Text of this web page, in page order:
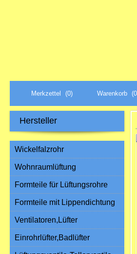
Warenkorb
Merkzettel (0)
Hersteller
Wickelfalzrohr
Wohnraumlüftung
Formteile für Lüftungsrohre
Formteile mit Lippendichtung
Ventilatoren,Lüfter
Einrohrlüfter,Badlüfter